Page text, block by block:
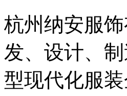
杭州纳安服
发、设计、
型现代化服